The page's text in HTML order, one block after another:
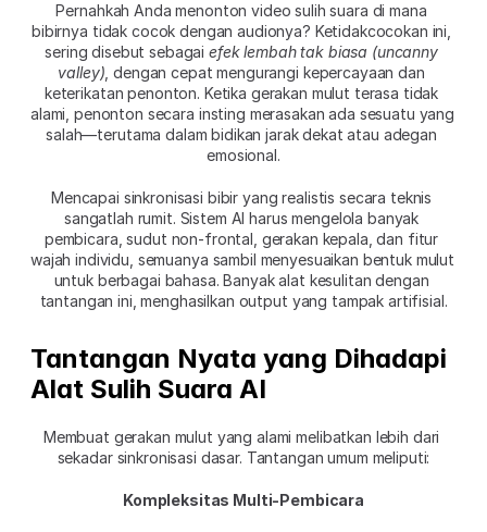
Pernahkah Anda menonton video sulih suara di mana
bibirnya tidak cocok dengan audionya? Ketidakcocokan ini,
sering disebut sebagai efek lembah tak biasa (uncanny
valley) , dengan cepat mengurangi kepercayaan dan
keterikatan penonton. Ketika gerakan mulut terasa tidak
alami, penonton secara insting merasakan ada sesuatu yang
salah—terutama dalam bidikan jarak dekat atau adegan
emosional.
Mencapai sinkronisasi bibir yang realistis secara teknis
sangatlah rumit. Sistem AI harus mengelola banyak
pembicara, sudut non-frontal, gerakan kepala, dan fitur
wajah individu, semuanya sambil menyesuaikan bentuk mulut
untuk berbagai bahasa. Banyak alat kesulitan dengan
tantangan ini, menghasilkan output yang tampak artifisial.
Tantangan Nyata yang Dihadapi
Alat Sulih Suara AI
Membuat gerakan mulut yang alami melibatkan lebih dari
sekadar sinkronisasi dasar. Tantangan umum meliputi:
Kompleksitas Multi-Pembicara